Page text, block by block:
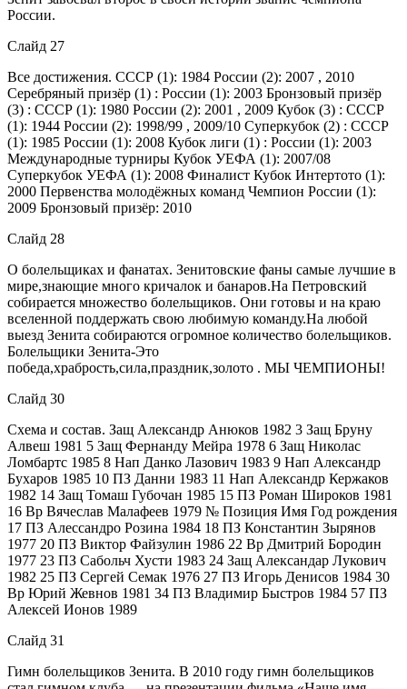
России.
Слайд 27
Все достижения. СССР (1): 1984 России (2): 2007 , 2010
Серебряный призёр (1) : России (1): 2003 Бронзовый призёр
(3) : СССР (1): 1980 России (2): 2001 , 2009 Кубок (3) : СССР
(1): 1944 России (2): 1998/99 , 2009/10 Суперкубок (2) : СССР
(1): 1985 России (1): 2008 Кубок лиги (1) : России (1): 2003
Международные турниры Кубок УЕФА (1): 2007/08
Суперкубок УЕФА (1): 2008 Финалист Кубок Интертото (1):
2000 Первенства молодёжных команд Чемпион России (1):
2009 Бронзовый призёр: 2010
Слайд 28
О болельщиках и фанатах. Зенитовские фаны самые лучшие в
мире,знающие много кричалок и банаров.На Петровский
собирается множество болельщиков. Они готовы и на краю
вселенной поддержать свою любимую команду.На любой
выезд Зенита собираются огромное количество болельщиков.
Болельщики Зенита-Это
победа,храбрость,сила,праздник,золото . МЫ ЧЕМПИОНЫ!
Слайд 30
Схема и состав. Защ Александр Анюков 1982 3 Защ Бруну
Алвеш 1981 5 Защ Фернанду Мейра 1978 6 Защ Николас
Ломбартс 1985 8 Нап Данко Лазович 1983 9 Нап Александр
Бухаров 1985 10 ПЗ Данни 1983 11 Нап Александр Кержаков
1982 14 Защ Томаш Губочан 1985 15 ПЗ Роман Широков 1981
16 Вр Вячеслав Малафеев 1979 № Позиция Имя Год рождения
17 ПЗ Алессандро Розина 1984 18 ПЗ Константин Зырянов
1977 20 ПЗ Виктор Файзулин 1986 22 Вр Дмитрий Бородин
1977 23 ПЗ Сабольч Хусти 1983 24 Защ Александар Лукович
1982 25 ПЗ Сергей Семак 1976 27 ПЗ Игорь Денисов 1984 30
Вр Юрий Жевнов 1981 34 ПЗ Владимир Быстров 1984 57 ПЗ
Алексей Ионов 1989
Слайд 31
Гимн болельщиков Зенита. В 2010 году гимн болельщиков